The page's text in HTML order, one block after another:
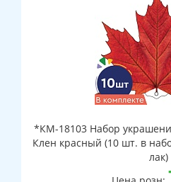
*КМ-18103 Набор
Клен красный (10 шт. в
лак)